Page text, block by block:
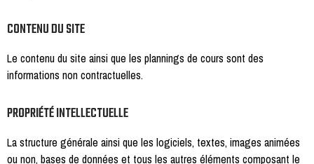
CONTENU DU SITE
Le contenu du site ainsi que les plannings de cours sont des
informations non contractuelles.
PROPRIÉTÉ INTELLECTUELLE
La structure générale ainsi que les logiciels, textes, images animées
ou non, bases de données et tous les autres éléments composant le